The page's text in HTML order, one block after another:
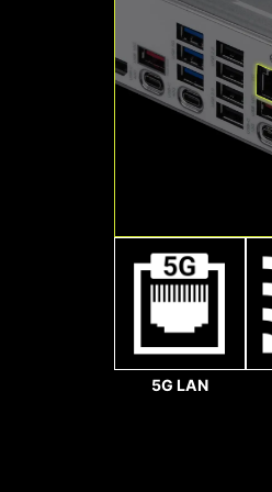
Ventilateur
Les headers des
détectent
optimaux de la
des nuisances
permet à votre
de manière fluide
votre système de
quoi qu'il
5G LAN
à bout de vos
2x
64
Gb/
une
totalement